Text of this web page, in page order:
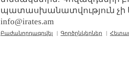
պատասխանատվություն չի
info@irates.am
Բաժանորդագրվել | Գործընկերներ |